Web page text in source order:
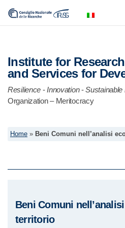
Institute for
and Services for
Resilience -Innovation-Sustainable
Organization – Meritocracy
Home » Beni Comuni nell’analisi
Beni Comuni
territorio